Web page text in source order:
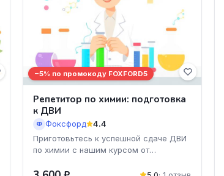
−5% по промокоду FOXFORD5
Репетитор по химии: подготовка
к ДВИ
Ф Фоксфорд
4.4
Приготовьтесь к успешной сдаче ДВИ
по химии с нашим курсом от
помогут вам разобраться в сл